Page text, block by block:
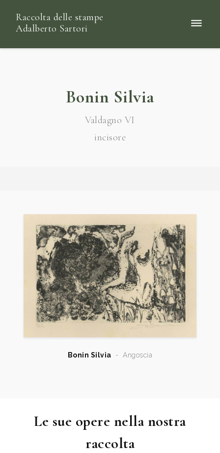
Raccolta delle stampe
Adalberto Sartori
Bonin Silvia
Valdagno VI
incisore
Bonin Silvia - Angoscia
Le sue opere nella nostra
raccolta